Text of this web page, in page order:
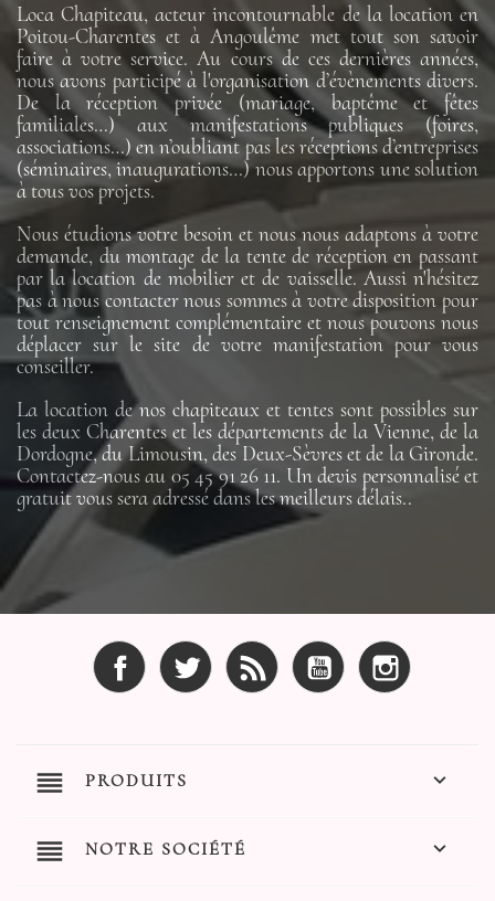
Loca Chapiteau, acteur incontournable de la location en
Poitou-Charentes et à Angoulême met tout son savoir
faire à votre service. Au cours de ces dernières années,
nous avons participé à l'organisation d’évènements divers.
De la réception privée (mariage, baptême et fêtes
familiales…) aux manifestations publiques (foires,
associations…) en n’oubliant pas les réceptions d’entreprises
(séminaires, inaugurations…) nous apportons une solution
à tous vos projets.
Nous étudions votre besoin et nous nous adaptons à votre
demande, du montage de la tente de réception en passant
par la location de mobilier et de vaisselle. Aussi n'hésitez
pas à nous contacter nous sommes à votre disposition pour
tout renseignement complémentaire et nous pouvons nous
déplacer sur le site de votre manifestation pour vous
conseiller.
La location de nos chapiteaux et tentes sont possibles sur
les deux Charentes et les départements de la Vienne, de la
Dordogne, du Limousin, des Deux-Sèvres et de la Gironde.
Contactez-nous au 05 45 91 26 11. Un devis personnalisé et
gratuit vous sera adressé dans les meilleurs délais..
Facebook Twitter Rss YouTube
reorder PRODUITS 
reorder NOTRE SOCIÉTÉ 